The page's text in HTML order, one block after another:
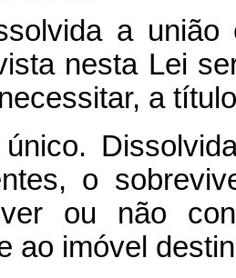
a
nesta Lei
a
único.
o
ou não
ao imóvel